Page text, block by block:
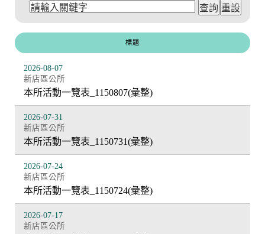
標題
本所活動一覽表_1150807(彙整)
新店區公所
2026-08-07
本所活動一覽表_1150731(彙整)
新店區公所
2026-07-31
本所活動一覽表_1150724(彙整)
新店區公所
2026-07-24
新店區公所
2026-07-17